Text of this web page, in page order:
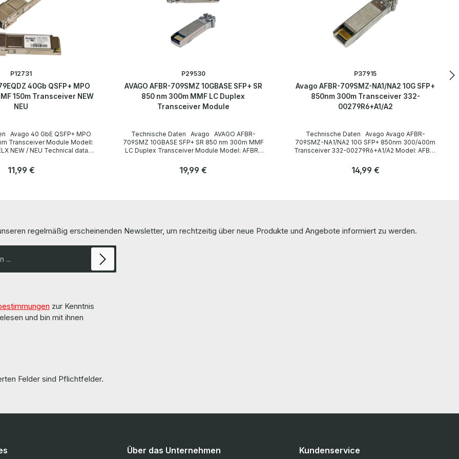
P12731
40Gb QSFP+ MPO
150m Transceiver NEW
NEU
Module Modell:
data /
Gbps Range /
Regulärer Preis:
11,99 €
P29530
AVAGO AFBR-709SMZ 10GBASE SFP+ SR
850 nm 300m MMF LC Duplex
Transceiver Module
Technische Daten Avago AVAGO AFBR-
709SMZ 10GBASE SFP+ SR 850 nm 300m MMF
LC Duplex Transceiver Module Model: AFBR-
Manufacturer / Hersteller Avago Type /
Datenübertragungsrate 10 Gbps Distance /
x AVAGO AFBR-709SMZ 10G SFP+ Transceiver /
Regulärer Preis:
19,99 €
P37915
Avago AFBR-709SMZ-NA1/NA2 10G SFP+
850nm 300m Transceiver 332-
00279R6+A1/A2
Technische Daten Avago Avago AFBR-
709SMZ-NA1/NA2 10G SFP+ 850nm 300/400m
Transceiver 332-00279R6+A1/A2 Model: AFBR-
332-00279R6+A1 332-00279R6+A2 Technical
data / Technische Daten Manufacturer /
Link Protokoll Ethernet Interfaces /
Wellenlänge 850 nm LieferumfangDelivery
Regulärer Preis:
14,99 €
regelmäßig erscheinenden Newsletter, um rechtzeitig über neue Produkte und Angebote informiert zu werden.
zur Kenntnis
und bin mit ihnen
Felder sind Pflichtfelder.
Über das Unternehmen Kundenservice